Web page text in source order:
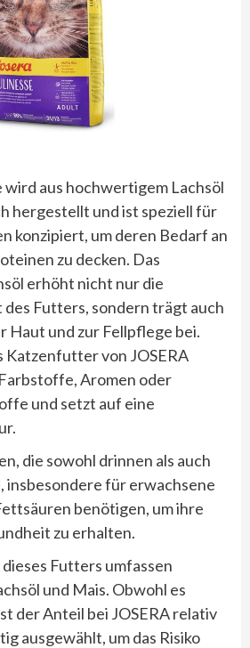
wird aus hochwertigem Lachsöl
hergestellt und ist speziell für
konzipiert, um deren Bedarf an
zu decken. Das
erhöht nicht nur die
Futters, sondern trägt auch
Haut und zur Fellpflege bei.
Katzenfutter von JOSERA
Aromen oder
und setzt auf eine
die sowohl drinnen als auch
insbesondere für erwachsene
benötigen, um ihre
zu erhalten.
Futters umfassen
und Mais. Obwohl es
der Anteil bei JOSERA relativ
ausgewählt, um das Risiko